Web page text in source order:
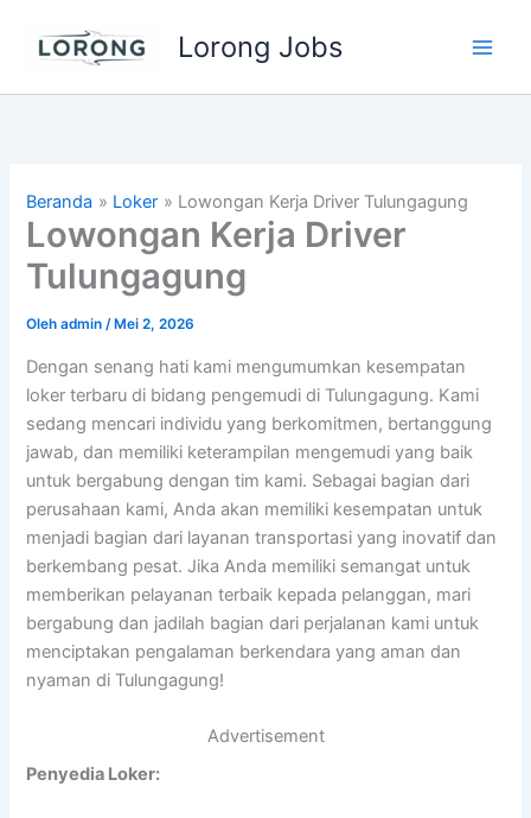
Lorong Jobs
Beranda Loker Lowongan Kerja Driver Tulungagung
Lowongan Kerja Driver
Tulungagung
Olehadmin/ Mei 2, 2026
Dengan senang hati kami mengumumkan kesempatan
loker terbaru di bidang pengemudi di Tulungagung. Kami
sedang mencari individu yang berkomitmen, bertanggung
jawab, dan memiliki keterampilan mengemudi yang baik
untuk bergabung dengan tim kami. Sebagai bagian dari
perusahaan kami, Anda akan memiliki kesempatan untuk
menjadi bagian dari layanan transportasi yang inovatif dan
berkembang pesat. Jika Anda memiliki semangat untuk
memberikan pelayanan terbaik kepada pelanggan, mari
bergabung dan jadilah bagian dari perjalanan kami untuk
menciptakan pengalaman berkendara yang aman dan
nyaman di Tulungagung!
Advertisement
Penyedia Loker: